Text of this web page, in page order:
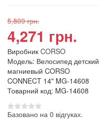
5,809 грн.
4,271 грн.
Виробник CORSO
Модель: Велосипед детский
магниевый CORSO
CONNECT 14" MG-14608
Товарний код: MG-14608
Базовано на 0 відгуках.